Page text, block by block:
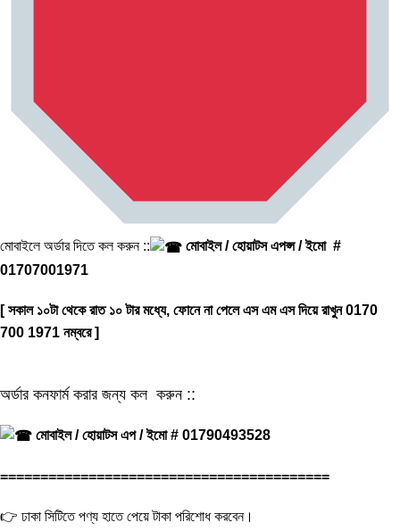
মোবাইলে অর্ডার দিতে কল করুন ::
মোবাইল / হোয়াটস এপপ্স / ইমো #
01707001971
[ সকাল ১০টা থেকে রাত ১০ টার মধ্যে, ফোনে না পেলে এস এম এস দিয়ে রাখুন 0170
700 1971 নম্বরে ]
অর্ডার কনফার্ম করার জন্য কল করুন ::
মোবাইল / হোয়াটস এপ / ইমো # 01790493528
=========================================
👉 ঢাকা সিটিতে পণ্য হাতে পেয়ে টাকা পরিশোধ করবেন।